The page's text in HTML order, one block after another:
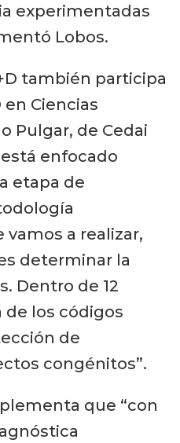
experimentadas
Lobos.
también participa
Ciencias
Pulgar, de Cedai
enfocado
etapa de
vamos a realizar,
determinar la
Dentro de 12
de los códigos
de
congénitos”.
que “con